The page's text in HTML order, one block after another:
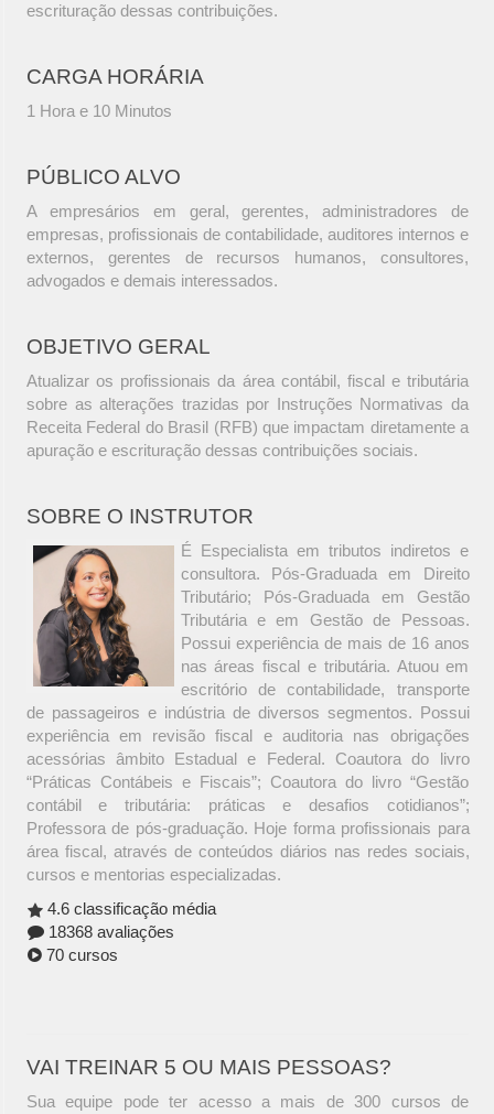
escrituração dessas contribuições.
CARGA HORÁRIA
1 Hora e 10 Minutos
PÚBLICO ALVO
A empresários em geral, gerentes, administradores de
empresas, profissionais de contabilidade, auditores internos e
externos, gerentes de recursos humanos, consultores,
advogados e demais interessados.
OBJETIVO GERAL
Atualizar os profissionais da área contábil, fiscal e tributária
sobre as alterações trazidas por Instruções Normativas da
Receita Federal do Brasil (RFB) que impactam diretamente a
apuração e escrituração dessas contribuições sociais.
SOBRE O INSTRUTOR
É Especialista em tributos indiretos e
consultora. Pós-Graduada em Direito
Tributário; Pós-Graduada em Gestão
Tributária e em Gestão de Pessoas.
Possui experiência de mais de 16 anos
nas áreas fiscal e tributária. Atuou em
escritório de contabilidade, transporte
de passageiros e indústria de diversos segmentos. Possui
experiência em revisão fiscal e auditoria nas obrigações
acessórias âmbito Estadual e Federal. Coautora do livro
“Práticas Contábeis e Fiscais”; Coautora do livro “Gestão
contábil e tributária: práticas e desafios cotidianos”;
Professora de pós-graduação. Hoje forma profissionais para
área fiscal, através de conteúdos diários nas redes sociais,
cursos e mentorias especializadas.
4.6 classificação média
18368 avaliações
70 cursos
VAI TREINAR 5 OU MAIS PESSOAS?
Sua equipe pode ter acesso a mais de 300 cursos de